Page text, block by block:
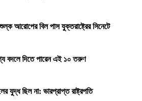
আরোপের বিল পাস যুক্তরাষ্ট্রের সিনেটে
বদলে দিতে পারেন এই ১০ তরুণ
যুদ্ধ ছিল না: ভারপ্রাপ্ত রাষ্ট্রপতি